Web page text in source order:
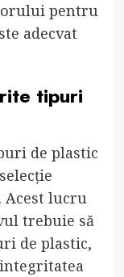
pentru
adecvat
tipuri
de plastic
lucru
trebuie să
de plastic,